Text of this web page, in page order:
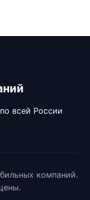
всей России
компаний.